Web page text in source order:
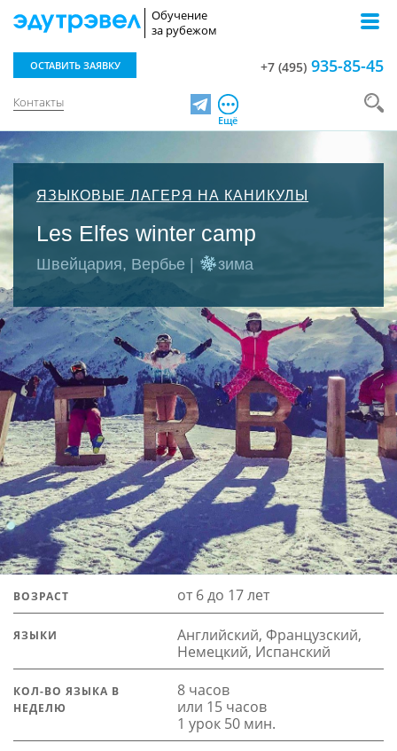
Обучение
за рубежом
Контакты
ОСТАВИТЬ ЗАЯВКУ +7 (495) 935-85-45
TelegramЕщё
ЯЗЫКОВЫЕ ЛАГЕРЯ НА КАНИКУЛЫ
Les Elfes winter camp
Швейцария, Вербье | зима
ВОЗРАСТ от 6 до 17 лет
ЯЗЫКИ
Английский, Французский,
Немецкий, Испанский
КОЛ-ВО ЯЗЫКА В
НЕДЕЛЮ
8 часов
или 15 часов
1 урок 50 мин.